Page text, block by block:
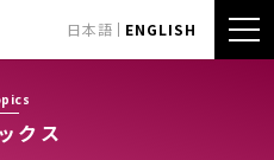
日本語 ENGLISH
クス